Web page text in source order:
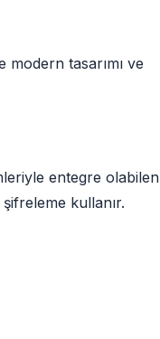
tasarımı ve
entegre olabilen
kullanır.